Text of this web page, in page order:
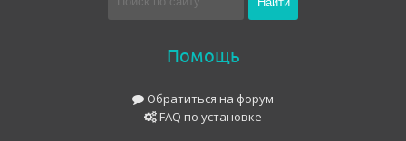
Помощь
Обратиться на форум
FAQ по установке